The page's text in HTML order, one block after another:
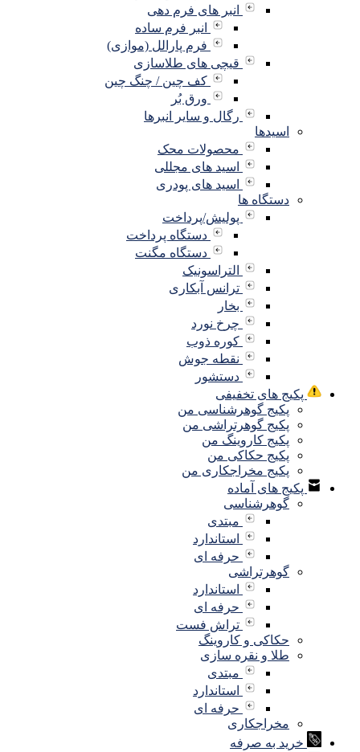
انبر های فرم دهی
انبر فرم ساده
فرم پارالل (موازی)
قیچی های طلاسازی
کف چین / چنگ چین
ورق بُر
رگال و سایر انبرها
اسیدها
محصولات محک
اسید های مجللی
اسید های پودری
دستگاه ها
پولیش/پرداخت
دستگاه پرداخت
دستگاه مگنت
التراسونیک
ترانس آبکاری
بخار
چرخ نورد
کوره ذوب
نقطه جوش
دستشور
پکیج های تخفیفی
پکیج گوهرشناسی من
پکیج گوهرتراشی من
پکیج کاروینگ من
پکیج حکاکی من
پکیج مخراجکاری من
پکیج های آماده
گوهرشناسی
مبتدی
استاندارد
حرفه ای
گوهرتراشی
استاندارد
حرفه ای
تراش فست
حکاکی و کاروینگ
طلا و نقره سازی
مبتدی
استاندارد
حرفه ای
مخراجکاری
خرید به صرفه